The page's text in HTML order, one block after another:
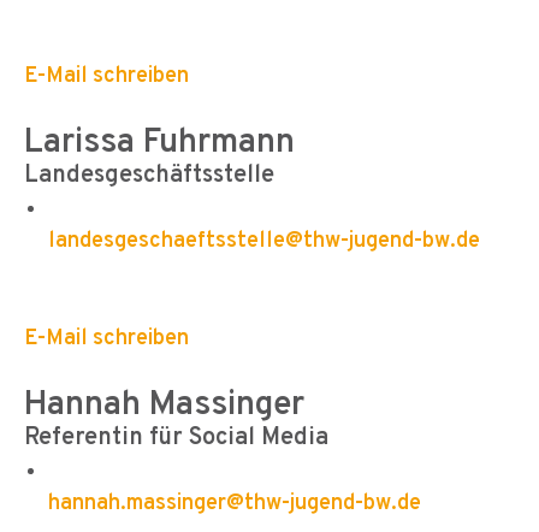
E-Mail schreiben
Larissa Fuhrmann
Landesgeschäftsstelle
landesgeschaeftsstelle@thw-jugend-bw.de
E-Mail schreiben
Hannah Massinger
Referentin für Social Media
hannah.massinger@thw-jugend-bw.de